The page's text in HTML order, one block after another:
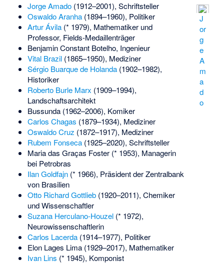
J
or
g
e
A
m
a
d
o
Jorge Amado(1912–2001), Schriftsteller
Oswaldo Aranha(1894–1960), Politiker
Artur Ávila(* 1979), Mathematiker und
Professor, Fields-Medaillenträger
Benjamin Constant Botelho, Ingenieur
Vital Brazil(1865–1950), Mediziner
Sérgio Buarque de Holanda(1902–1982),
Historiker
Roberto Burle Marx (1909–1994),
Landschaftsarchitekt
Bussunda(1962–2006), Komiker
Carlos Chagas (1879–1934), Mediziner
Oswaldo Cruz (1872–1917), Mediziner
Rubem Fonseca(1925–2020), Schriftsteller
Maria das Graças Foster(* 1953), Managerin
bei Petrobras
Ilan Goldfajn(* 1966), Präsident der Zentralbank
von Brasilien
Otto Richard Gottlieb(1920–2011), Chemiker
und Wissenschaftler
Suzana Herculano-Houzel(* 1972),
Neurowissenschaftlerin
Carlos Lacerda(1914–1977), Politiker
Elon Lages Lima(1929–2017), Mathematiker
Ivan Lins (* 1945), Komponist